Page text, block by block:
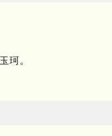
珂。